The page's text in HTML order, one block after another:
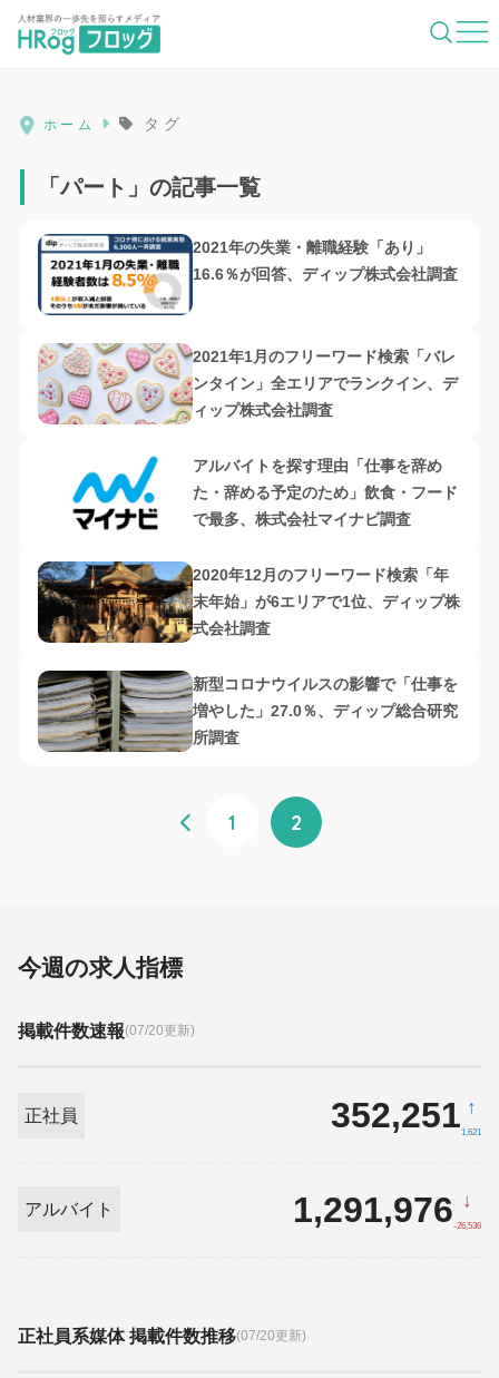
HRog | 人材業界の一歩先を照らすメディ
ホーム タグ
「パート」の記事一覧
2021年の失業・離職経験「あり」
16.6％が回答、ディップ株式会社調査
2021年1月のフリーワード検索「バレ
ンタイン」全エリアでランクイン、デ
ィップ株式会社調査
アルバイトを探す理由「仕事を辞め
た・辞める予定のため」飲食・フード
で最多、株式会社マイナビ調査
2020年12月のフリーワード検索「年
末年始」が6エリアで1位、ディップ株
式会社調査
新型コロナウイルスの影響で「仕事を
増やした」27.0％、ディップ総合研究
所調査
1 2
今週の求人指標
掲載件数速報(07/20更新)
正社員 352,251 ↑
1,621
アルバイト 1,291,976 ↓
-26,536
正社員系媒体 掲載件数推移(07/20更新)